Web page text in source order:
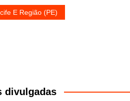
E Região (PE)
divulgadas